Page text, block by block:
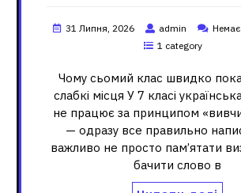
31 Липня, 2026 admin
Немає
1 category
Чому сьомий клас швидко
слабкі місця У 7 класі
не працює за принципом
— одразу все правильно
важливо не просто пам’ятати
бачити слово в